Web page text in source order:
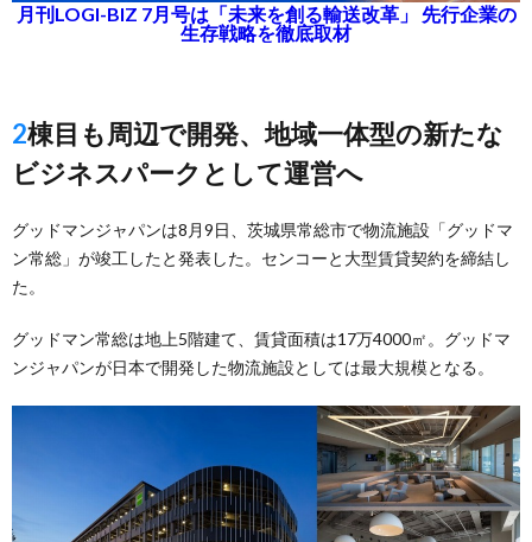
月刊LOGI-BIZ 7月号は「未来を創る輸送改革」 先行企業の
生存戦略を徹底取材
2棟目も周辺で開発、地域一体型の新たな
ビジネスパークとして運営へ
グッドマンジャパンは8月9日、茨城県常総市で物流施設「グッドマ
ン常総」が竣工したと発表した。センコーと大型賃貸契約を締結し
た。
グッドマン常総は地上5階建て、賃貸面積は17万4000㎡。グッドマ
ンジャパンが日本で開発した物流施設としては最大規模となる。